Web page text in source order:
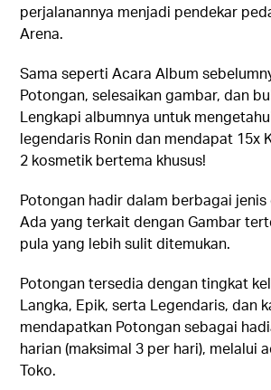
perjalanannya menjadi pendekar
Arena.
Sama seperti Acara Album
Potongan, selesaikan gambar, dan
Lengkapi albumnya untuk
legendaris Ronin dan mendapat 15x
2 kosmetik bertema khusus!
Potongan hadir dalam berbagai jenis
Ada yang terkait dengan Gambar
pula yang lebih sulit ditemukan.
Potongan tersedia dengan tingkat
Langka, Epik, serta Legendaris, dan
mendapatkan Potongan sebagai
harian (maksimal 3 per hari), melalui
Toko.